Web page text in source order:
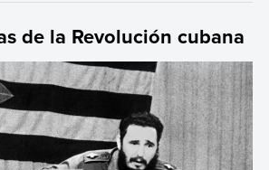
de la Revolución cubana